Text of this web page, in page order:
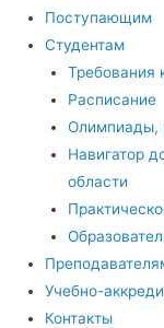
Поступающим
Студентам
Требования
Расписание
Олимпиады,
Навигатор
области
Учебно-
Контакты